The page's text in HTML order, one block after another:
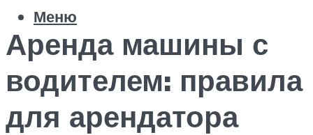
Меню
Аренда машины с
водителем: правила
для арендатора